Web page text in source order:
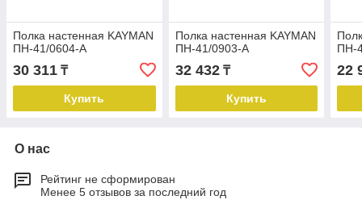
Полка настенная KAYMAN
ПН-41/0604-А
30 311 ₸
Купить
Полка настенная KAYMAN
ПН-41/0903-А
32 432₸
Купить
ПН-
22
О нас
Рейтинг не сформирован
Менее 5 отзывов за последний год